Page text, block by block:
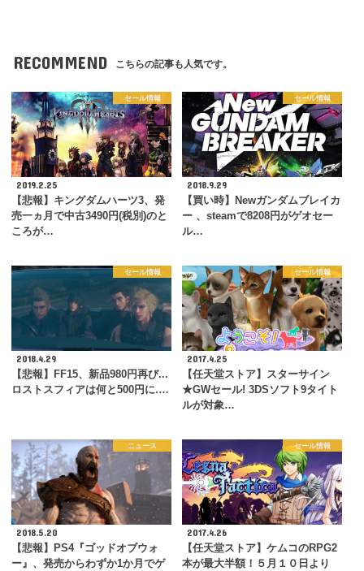
RECOMMEND こちらの記事も人気です。
セール情報
2019.2.25
【悲報】キングダムハーツ3、発
売一ヵ月で中古3490円(税別)のと
ころが…
セール情報
2018.9.29
【買い時】Newガンダムブレイカ
ー 、steamで8208円がゲオセー
ル…
セール情報
2018.4.29
【悲報】FF15、新品980円再び...
ロストスフィアは何と500円に.…
セール情報
2017.4.25
【任天堂ストア】スターサイン
★GWセール! 3DSソフト9タイト
ルが対象…
ニュース
2018.5.20
【悲報】PS4『ゴッドオブウォ
ー』、発売からわずか1か月でゲ
セール情報
2017.4.26
【任天堂ストア】ケムコのRPG2
本が最大半額！５月１０日より